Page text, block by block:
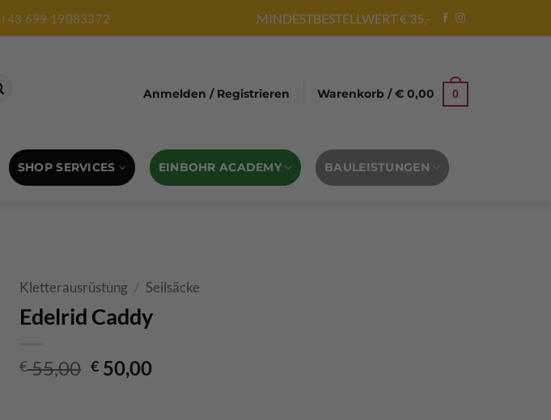
+43 699 19083372 MINDESTBESTELLWERT € 35,-
Anmelden / Registrieren Warenkorb /€ 0,00 0
SHOP SERVICES EINBOHR ACADEMY BAULEISTUNGEN
Kletterausrüstung / Seilsäcke
Edelrid Caddy
€55,00 Ursprünglicher
€ 50,00Aktueller